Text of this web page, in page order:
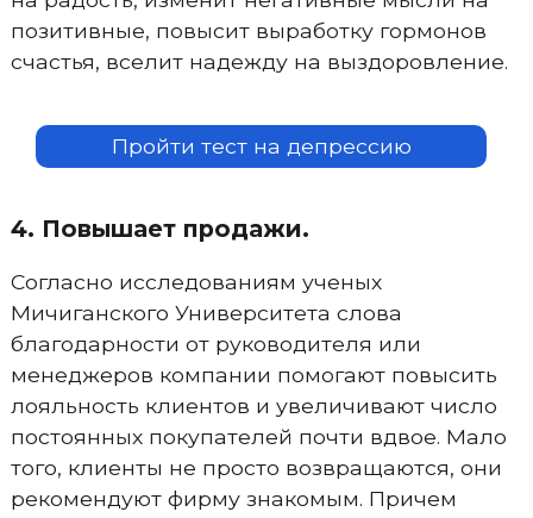
позитивные, повысит выработку гормонов
счастья, вселит надежду на выздоровление.
Пройти тест на депрессию
4. Повышает продажи.
Согласно исследованиям ученых
Мичиганского Университета слова
благодарности от руководителя или
менеджеров компании помогают повысить
лояльность клиентов и увеличивают число
постоянных покупателей почти вдвое. Мало
того, клиенты не просто возвращаются, они
рекомендуют фирму знакомым. Причем